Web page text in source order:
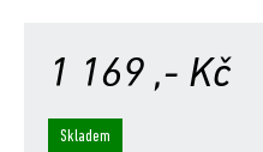
1 169 ,- Kč
Skladem